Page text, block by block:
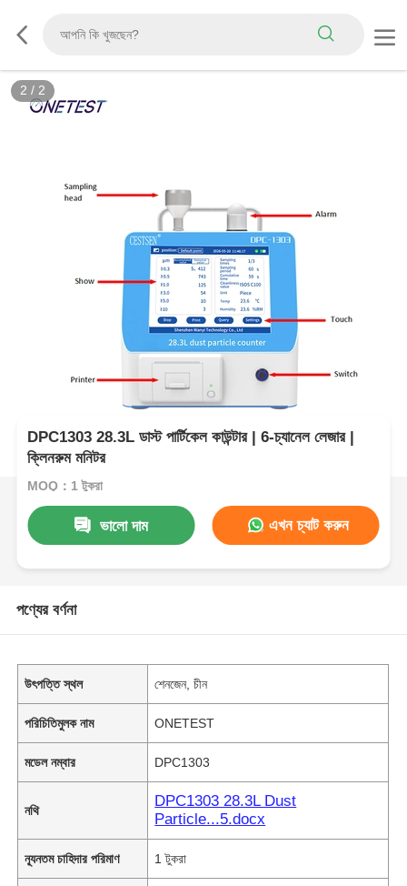
2 / 2
DPC1303 28.3L ডাস্ট পার্টিকেল কাউন্টার | 6-চ্যানেল লেজার |
ক্লিনরুম মনিটর
MOQ：1 টুকরা
ভালো দাম এখন চ্যাট করুন
পণ্যের বর্ণনা
উৎপত্তি স্থল শেনজেন, চীন
পরিচিতিমুলক নাম ONETEST
মডেল নম্বার DPC1303
নথি
DPC1303 28.3L Dust
Particle...5.docx
ন্যূনতম চাহিদার পরিমাণ 1 টুকরা